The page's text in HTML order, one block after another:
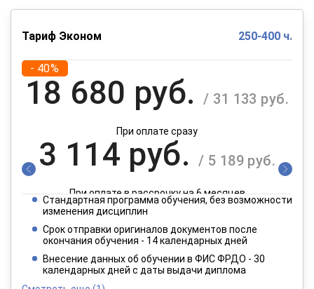
Тариф Эконом 250-400 ч.
- 40%
18 680 руб. / 31 133 руб.
При оплате сразу
3 114 руб. / 5 189 руб.
При оплате в рассрочку на 6 месяцев
1 557 руб.
При оплате в рассрочку на 12 месяцев
Стандартная программа обучения, без возможности
изменения дисциплин
Срок отправки оригиналов документов после
окончания обучения - 14 календарных дней
Внесение данных об обучении в ФИС ФРДО - 30
календарных дней с даты выдачи диплома